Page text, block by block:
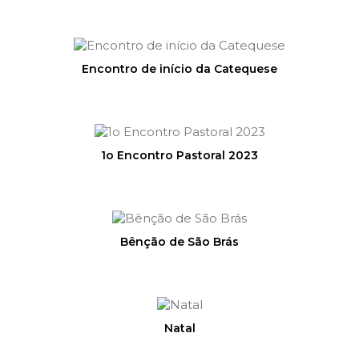
Encontro de início da Catequese
1o Encontro Pastoral 2023
Bênção de São Brás
Natal